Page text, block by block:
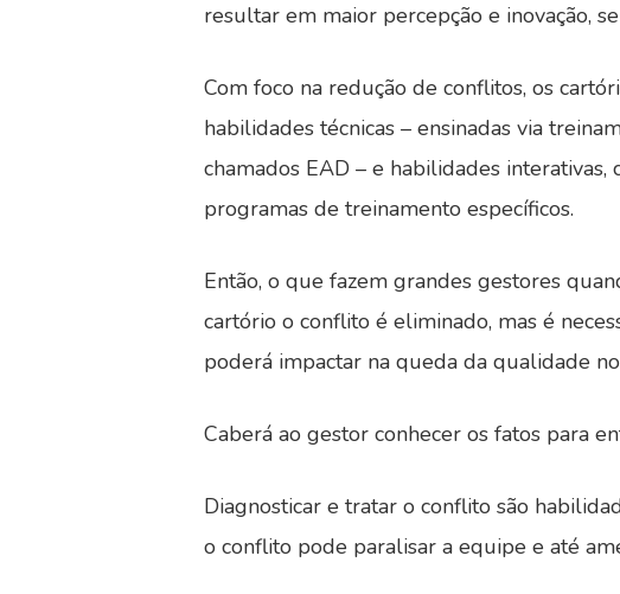
resultar em maior percepção e inovação,
Com foco na redução de conflitos, os
habilidades técnicas – ensinadas via
chamados EAD – e habilidades
programas de treinamento específicos.
Então, o que fazem grandes gestores
cartório o conflito é eliminado, mas é
poderá impactar na queda da qualidade
Caberá ao gestor conhecer os fatos para
Diagnosticar e tratar o conflito são
o conflito pode paralisar a equipe e até